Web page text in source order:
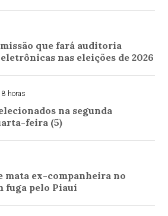
que fará auditoria
nas eleições de 2026
8 horas
na segunda
feira (5)
mata ex-companheira no
fuga pelo Piauí